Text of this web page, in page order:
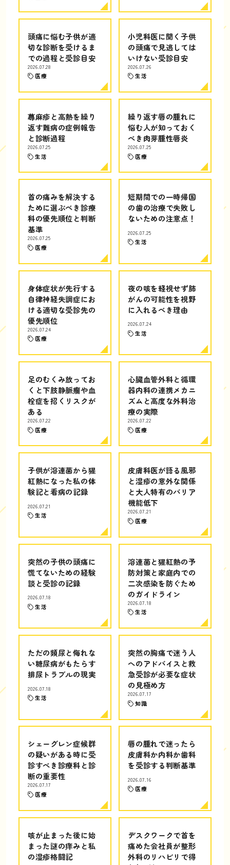
頭痛に悩む子供が適
切な診断を受けるま
での過程と受診目安
2026.07.28
医療
小児科医に聞く子供
の頭痛で見逃しては
いけない受診目安
2026.07.26
生活
蕁麻疹と高熱を繰り
返す難病の症例報告
と診断過程
2026.07.25
生活
繰り返す唇の腫れに
悩む人が知っておく
べき肉芽腫性唇炎
2026.07.25
医療
首の痛みを解決する
ために選ぶべき診療
科の優先順位と判断
基準
2026.07.25
医療
短期間での一時帰国
の歯の治療で失敗し
ないための注意点！
2026.07.25
生活
身体症状が先行する
自律神経失調症にお
ける適切な受診先の
優先順位
2026.07.24
医療
夜の咳を軽視せず肺
がんの可能性を視野
に入れるべき理由
2026.07.24
生活
足のむくみ放ってお
くと下肢静脈瘤や血
栓症を招くリスクが
ある
2026.07.22
医療
心臓血管外科と循環
器内科の連携メカニ
ズムと高度な外科治
療の実際
2026.07.22
医療
子供が溶連菌から猩
紅熱になった私の体
験記と看病の記録
2026.07.21
生活
皮膚科医が語る風邪
と湿疹の意外な関係
と大人特有のバリア
機能低下
2026.07.21
医療
突然の子供の頭痛に
慌てないための経験
談と受診の記録
2026.07.18
生活
溶連菌と猩紅熱の予
防対策と家庭内での
二次感染を防ぐため
のガイドライン
2026.07.18
生活
ただの頻尿と侮れな
い糖尿病がもたらす
排尿トラブルの現実
2026.07.18
生活
突然の胸痛で迷う人
へのアドバイスと救
急受診が必要な症状
の見極め方
2026.07.17
知識
シェーグレン症候群
の疑いがある時に受
診すべき診療科と診
断の重要性
2026.07.17
医療
唇の腫れで迷ったら
皮膚科か内科か歯科
を受診する判断基準
2026.07.16
医療
咳が止まった後に始
まった謎の痒みと私
の湿疹格闘記
デスクワークで首を
痛めた会社員が整形
外科のリハビリで得